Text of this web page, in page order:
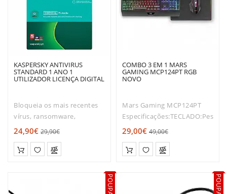
KASPERSKY ANTIVIRUS
STANDARD 1 ANO 1
UTILIZADOR LICENÇA DIGITAL
Bloqueia os mais recentes
vírus, ransomware,
spyware, cryptolockers e
Utilizador com atualizações
24,90€ 29,90€
COMBO 3 EM 1 MARS
GAMING MCP124PT RGB
NOVO
Mars Gaming MCP124PT
Especificações:TECLADO:Peso:
660gDimensões:
CompletoMaterial do
29,00€ 49,00€